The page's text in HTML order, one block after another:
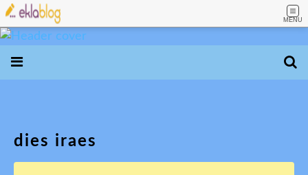
MENU
dies iraes